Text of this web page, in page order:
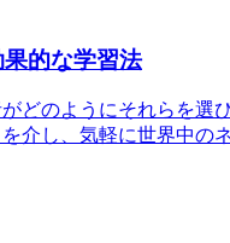
的な学習法
どのようにそれらを選
介し、気軽に世界中の